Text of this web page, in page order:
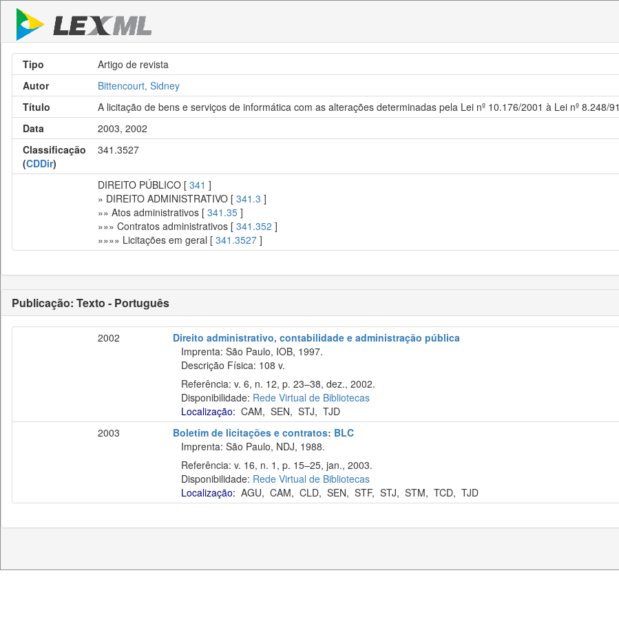
Tipo
Artigo de revista
Autor
Bittencourt, Sidney
Título
A licitação de bens e serviços de informática com as alterações determinadas pela Lei nº 10.176/2001 à Lei nº 8.248/91
Data
2003, 2002
Classificação
(CDDir)
341.3527
DIREITO PÚBLICO [ 341 ]
» DIREITO ADMINISTRATIVO [ 341.3 ]
»» Atos administrativos [ 341.35 ]
»»» Contratos administrativos [ 341.352 ]
»»»» Licitações em geral [ 341.3527 ]
Publicação: Texto - Português
2002
Direito administrativo, contabilidade e administração pública
Imprenta: São Paulo, IOB, 1997.
Descrição Física: 108 v.
Referência: v. 6, n. 12, p. 23–38, dez., 2002.
Disponibilidade: Rede Virtual de Bibliotecas
Localização: CAM, SEN, STJ, TJD
2003
Boletim de licitações e contratos: BLC
Imprenta: São Paulo, NDJ, 1988.
Referência: v. 16, n. 1, p. 15–25, jan., 2003.
Disponibilidade: Rede Virtual de Bibliotecas
Localização: AGU, CAM, CLD, SEN, STF, STJ, STM, TCD, TJD